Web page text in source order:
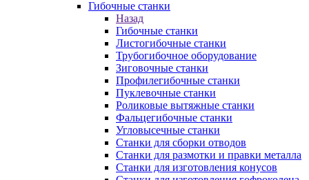
Гибочные станки
Назад
Гибочные станки
Листогибочные станки
Трубогибочное оборудование
Зиговочные станки
Профилегибочные станки
Пуклевочные станки
Роликовые вытяжные станки
Фальцегибочные станки
Угловысечные станки
Станки для сборки отводов
Станки для размотки и правки металла
Станки для изготовления конусов